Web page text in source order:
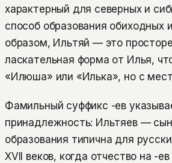
характерный для северных и
способ образования обиходных
образом, Ильтяй — это
ласкательная форма от Илья,
«Илюша» или «Илька», но с
Фамильный суффикс -ев
принадлежность: Ильтяев —
образования типична для
XVII веков, когда отчество на -